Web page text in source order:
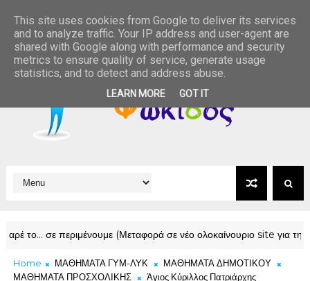
σε περιμένουμε (Μεταφορά σε νέο ολοκαίνουριο site για την
Home ΜΑΘΗΜΑΤΑ ΓΥΜ-ΛΥΚ
ΜΑΘΗΜΑΤΑ ΔΗΜΟΤΙΚΟΥ
ΜΑΘΗΜΑΤΑ ΠΡΟΣΧΟΛΙΚΗΣ
Άγιος Κύριλλος Πατριάρχης
This site uses cookies from Google to deliver its services
and to analyze traffic. Your IP address and user-agent are
shared with Google along with performance and security
metrics to ensure quality of service, generate usage
statistics, and to detect and address abuse.
LEARN MORE GOT IT